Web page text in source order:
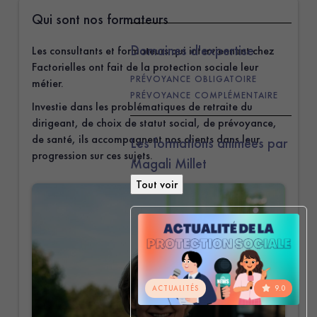
Qui sont nos formateurs
Les consultants et formateurs qui interviennent chez
Factorielles ont fait de la protection sociale leur
métier.
Investie dans les problématiques de retraite du
dirigeant, de choix de statut social, de prévoyance,
de santé, ils accompagnent nos clients dans leur
progression sur ces sujets.
Domaines d'expertise
PRÉVOYANCE OBLIGATOIRE
PRÉVOYANCE COMPLÉMENTAIRE
Les formations animées par
Magali Millet
ACTUALITÉS 9.0